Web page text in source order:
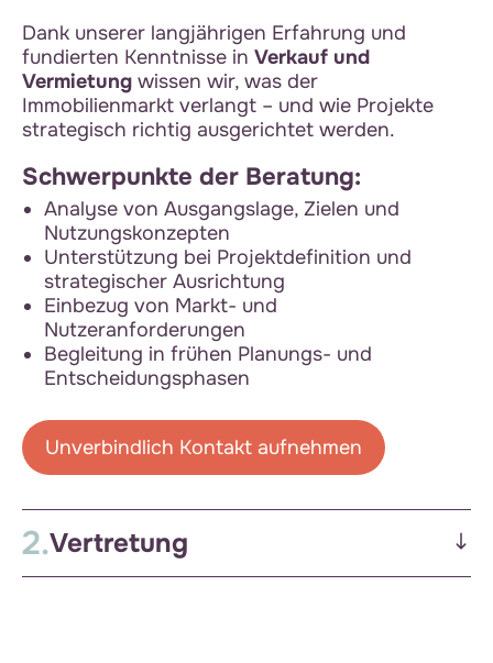
Dank unserer langjährigen Erfahrung und
fundierten Kenntnisse in Verkauf und
Vermietung wissen wir, was der
Immobilienmarkt verlangt – und wie Projekte
strategisch richtig ausgerichtet werden.
Schwerpunkte der Beratung:
Analyse von Ausgangslage, Zielen und
Nutzungskonzepten
Unterstützung bei Projektdefinition und
strategischer Ausrichtung
Einbezug von Markt- und
Nutzeranforderungen
Begleitung in frühen Planungs- und
Entscheidungsphasen
Unverbindlich Kontakt aufnehmen
2.Vertretung